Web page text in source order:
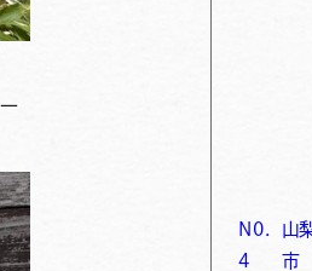
N0.
4
山
市